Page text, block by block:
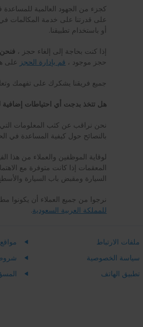
كجزء من الجهود العالمية للمساعدة
على قدرتنا على خدمة المكالمات
أو باستخدام تطبيقنا.
إذا كنت بحاجة إلى إلغاء حجز ، فنحن
حجز موجود ، قم بإدارة الحجز على
جميع فريقنا يشكرك على تفهمك
هل تتخذ بدجت أي احتياطات
نحن نراقب عن كثب المعلومات التي
بالنصائح حول كيفية المساعدة في
لوقاية الموظفين والعملاء من هذا
المعقمات إذا كانت متوفرة مع
السيارة ومقبض باب السيارة
نرجوا من جميع العملاء أن
للمملكة العربية السعودية.
ملفات الارتباط
سياسة الخصوصية
تطبيق الهاتف